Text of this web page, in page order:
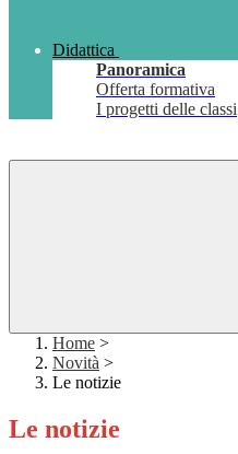
Didattica
Panoramica
Offerta formativa
I progetti delle classi
Home >
Novità >
Le notizie
Le notizie